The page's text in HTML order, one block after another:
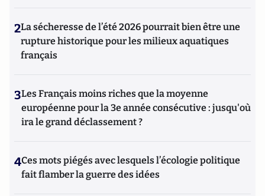
2La sécheresse de l’été 2026 pourrait bien être une
rupture historique pour les milieux aquatiques
français
3Les Français moins riches que la moyenne
européenne pour la 3e année consécutive : jusqu'où
ira le grand déclassement ?
4Ces mots piégés avec lesquels l’écologie politique
fait flamber la guerre des idées